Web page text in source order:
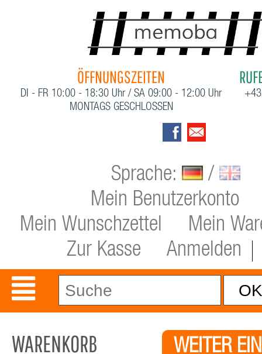
ÖFFNUNGSZEITEN
DI - FR 10:00 - 18:30 Uhr / SA 09:00 - 12:00 Uhr
MONTAGS GESCHLOSSEN
Sprache:
/
Mein Benutzerkonto
Mein Wunschzettel
Mein
Zur Kasse
Anmelden
WEITER
WARENKORB